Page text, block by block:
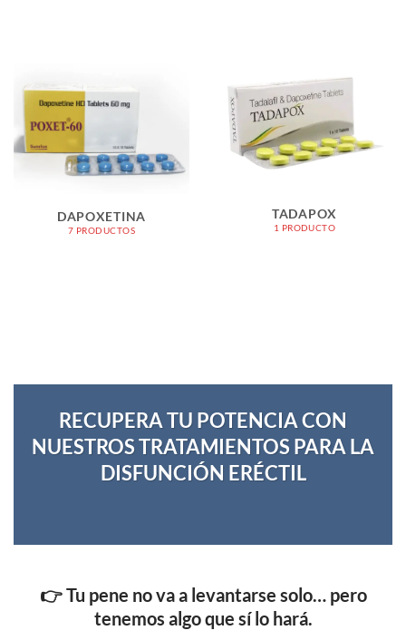
DAPOXETINA
7 PRODUCTOS
TADAPOX
1 PRODUCTO
RECUPERA TU POTENCIA CON
NUESTROS TRATAMIENTOS PARA LA
DISFUNCIÓN ERÉCTIL
👉Tu pene no va a levantarse solo… pero
tenemos algo que sí lo hará.